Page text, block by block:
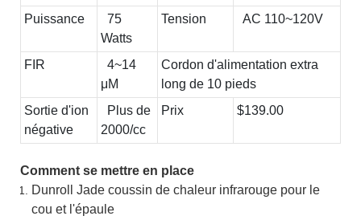
Puissance
75
Watts
Tension AC 110~120V
FIR
4~14
μM
Cordon d'alimentation extra
long de 10 pieds
Sortie d'ion
négative
Plus de
2000/cc
Prix $139.00
Comment se mettre en place
Dunroll Jade coussin de chaleur infrarouge pour le
cou et l'épaule